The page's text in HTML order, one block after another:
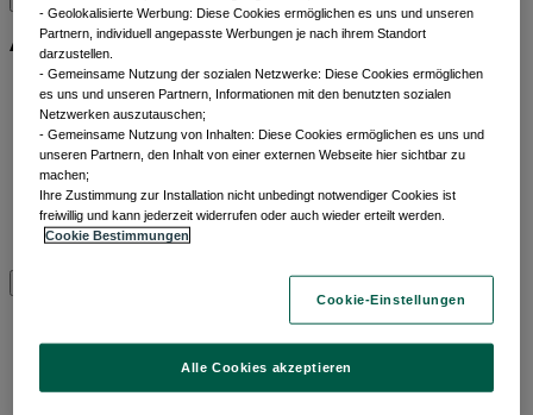
Alle ETFs
Thematic ETFs
Min TE ETFs
Aktive fundamentale ETFs
ESG Enhanced ETFs
Alpha Enhanced ETFs
Next Gen ETFs
Alle ETFs
Beiträge nach
Kategorien
- Geolokalisierte Werbung: Diese Cookies ermöglichen es uns und unseren
Partnern, individuell angepasste Werbungen je nach ihrem Standort
darzustellen.
- Gemeinsame Nutzung der sozialen Netzwerke: Diese Cookies ermöglichen
es uns und unseren Partnern, Informationen mit den benutzten sozialen
Netzwerken auszutauschen;
- Gemeinsame Nutzung von Inhalten: Diese Cookies ermöglichen es uns und
unseren Partnern, den Inhalt von einer externen Webseite hier sichtbar zu
machen;
​ Ihre Zustimmung zur Installation nicht unbedingt notwendiger Cookies ist
freiwillig und kann jederzeit widerrufen oder auch wieder erteilt werden.
Cookie Bestimmungen
Cookie-Einstellungen
Alle Cookies akzeptieren